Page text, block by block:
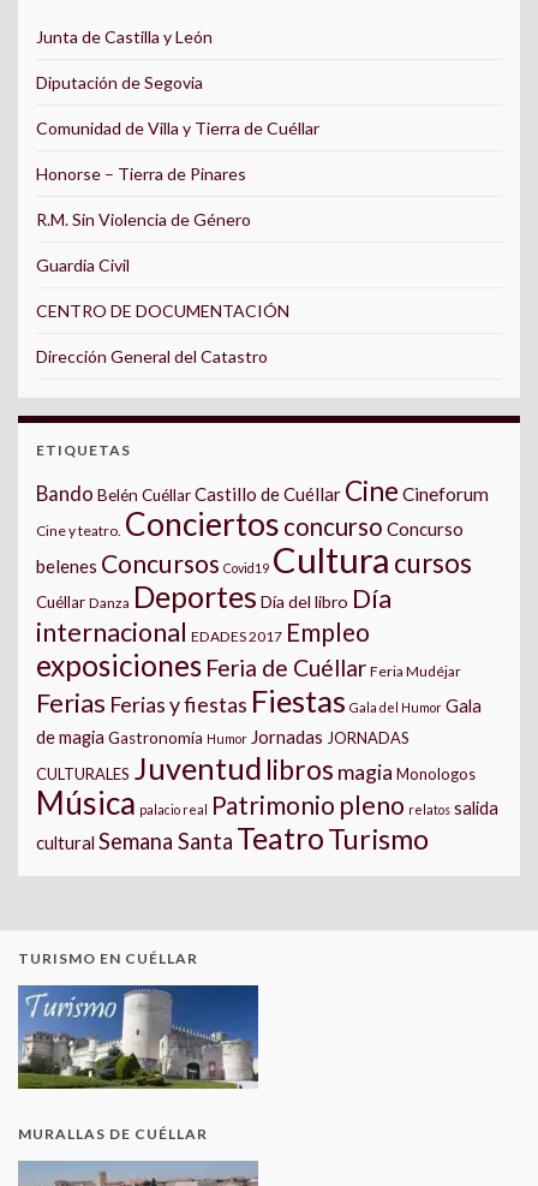
Junta de Castilla y León
Diputación de Segovia
Comunidad de Villa y Tierra de Cuéllar
Honorse – Tierra de Pinares
R.M. Sin Violencia de Género
Guardia Civil
CENTRO DE DOCUMENTACIÓN
Dirección General del Catastro
ETIQUETAS
Bando Belén CuéllarCastillo de Cuéllar Cine Cineforum
Cine y teatro. Conciertos concurso Concurso
belenes Concursos Covid19 Cultura cursos
Cuéllar Danza Deportes Día del libro Día
internacional EDADES 2017 Empleo
exposiciones Feria de Cuéllar Feria Mudéjar
Ferias Ferias y fiestas Fiestas Gala del Humor Gala
de magia Gastronomía Humor Jornadas JORNADAS
CULTURALES Juventud libros magia Monologos
Música palacio real Patrimonio pleno relatos salida
cultural Semana Santa TeatroTurismo
TURISMO EN CUÉLLAR
MURALLAS DE CUÉLLAR